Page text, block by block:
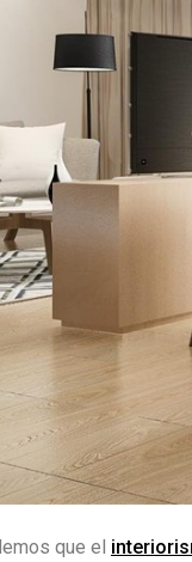
que el